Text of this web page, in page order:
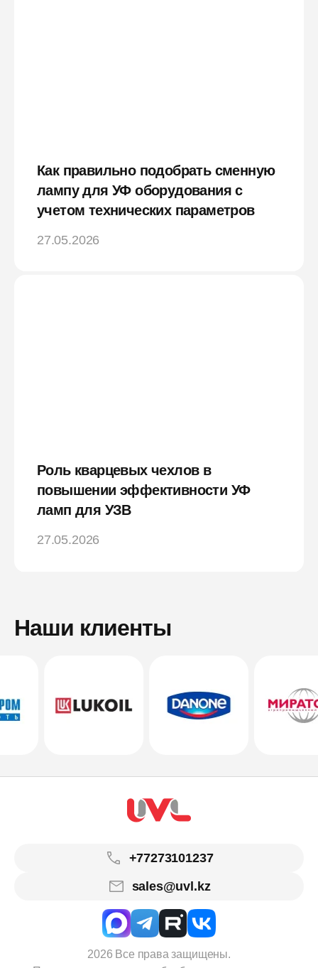
Как правильно подобрать сменную
лампу для УФ оборудования с
учетом технических параметров
27.05.2026
Роль кварцевых чехлов в
повышении эффективности УФ
ламп для УЗВ
27.05.2026
Наши клиенты
+77273101237
sales@uvl.kz
2026 Все права защищены.